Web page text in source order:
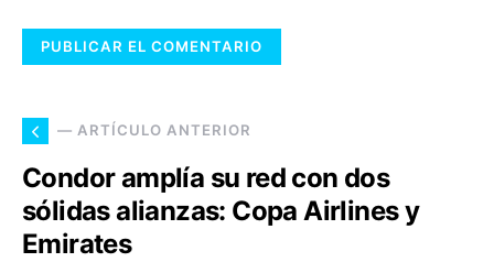
— ARTÍCULO ANTERIOR
Condor amplía su red con dos
sólidas alianzas: Copa Airlines y
Emirates